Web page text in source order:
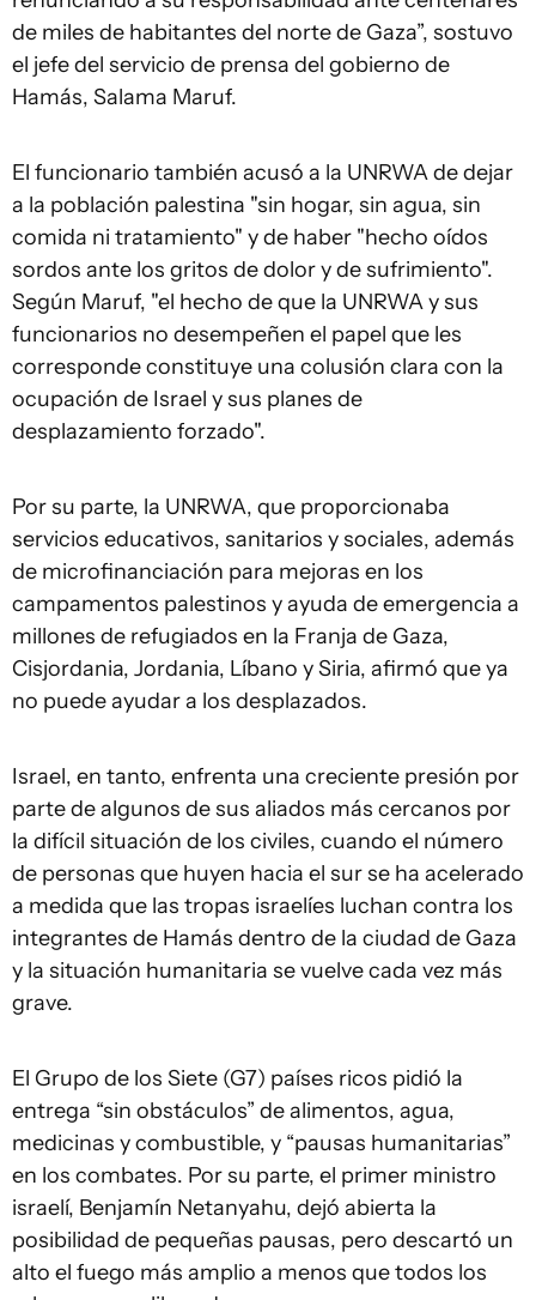
de miles de habitantes del norte de Gaza”, sostuvo
el jefe del servicio de prensa del gobierno de
Hamás, Salama Maruf.
El funcionario también acusó a la UNRWA de dejar
a la población palestina "sin hogar, sin agua, sin
comida ni tratamiento" y de haber "hecho oídos
sordos ante los gritos de dolor y de sufrimiento".
Según Maruf, "el hecho de que la UNRWA y sus
funcionarios no desempeñen el papel que les
corresponde constituye una colusión clara con la
ocupación de Israel y sus planes de
desplazamiento forzado".
Por su parte, la UNRWA, que proporcionaba
servicios educativos, sanitarios y sociales, además
de microfinanciación para mejoras en los
campamentos palestinos y ayuda de emergencia a
millones de refugiados en la Franja de Gaza,
Cisjordania, Jordania, Líbano y Siria, afirmó que ya
no puede ayudar a los desplazados.
Israel, en tanto, enfrenta una creciente presión por
parte de algunos de sus aliados más cercanos por
la difícil situación de los civiles, cuando el número
de personas que huyen hacia el sur se ha acelerado
a medida que las tropas israelíes luchan contra los
integrantes de Hamás dentro de la ciudad de Gaza
y la situación humanitaria se vuelve cada vez más
grave.
El Grupo de los Siete (G7) países ricos pidió la
entrega “sin obstáculos” de alimentos, agua,
medicinas y combustible, y “pausas humanitarias”
en los combates. Por su parte, el primer ministro
israelí, Benjamín Netanyahu, dejó abierta la
posibilidad de pequeñas pausas, pero descartó un
alto el fuego más amplio a menos que todos los